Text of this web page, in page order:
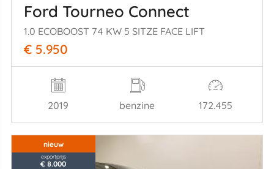
Ford Tourneo Connect
1.0 ECOBOOST 74 KW 5 SITZE FACE LIFT
€ 5.950
2019 benzine 172.455
nieuw
exportprijs
€ 8.000